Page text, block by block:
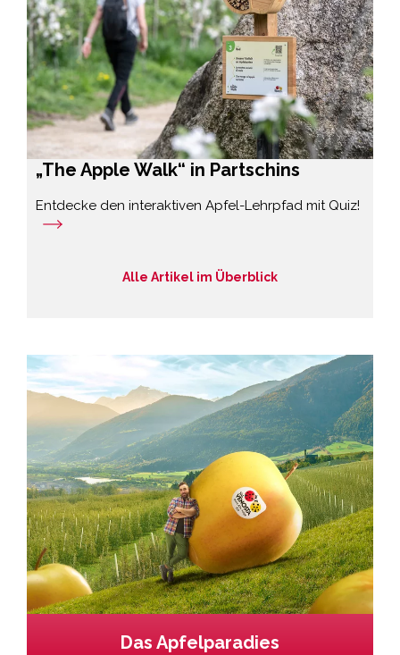
„The Apple Walk“ in Partschins
Entdecke den interaktiven Apfel-Lehrpfad mit Quiz!
Alle Artikel im Überblick
Das Apfelparadies